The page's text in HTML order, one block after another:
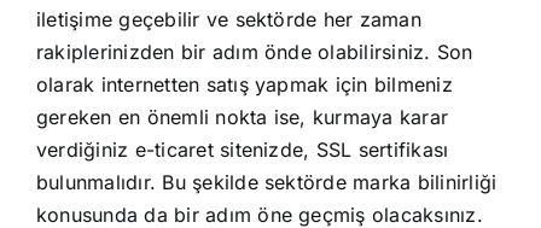
iletişime geçebilir ve sektörde her zaman
rakiplerinizden bir adım önde olabilirsiniz. Son
olarak internetten satış yapmak için bilmeniz
gereken en önemli nokta ise, kurmaya karar
verdiğiniz e-ticaret sitenizde, SSL sertifikası
bulunmalıdır. Bu şekilde sektörde marka bilinirliği
konusunda da bir adım öne geçmiş olacaksınız.